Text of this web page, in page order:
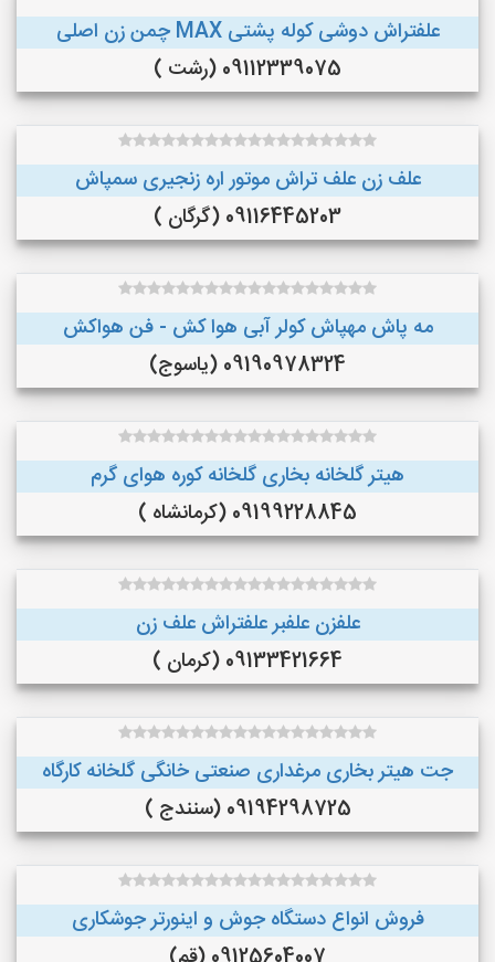
علفتراش دوشی کوله پشتی MAX چمن زن اصلی
09112339075 (رشت )
علف زن علف تراش موتور اره زنجیری سمپاش
09116445203 (گرگان )
مه پاش مهپاش کولر آبی هوا کش - فن هواکش
09190978324 (یاسوج)
هیتر گلخانه بخاری گلخانه کوره هوای گرم
09199228845 (کرمانشاه )
علفزن علفبر علفتراش علف زن
09133421664 (کرمان )
جت هیتر بخاری مرغداری صنعتی خانگی گلخانه کارگاه
09194298725 (سنندج )
فروش انواع دستگاه جوش و اینورتر جوشکاری